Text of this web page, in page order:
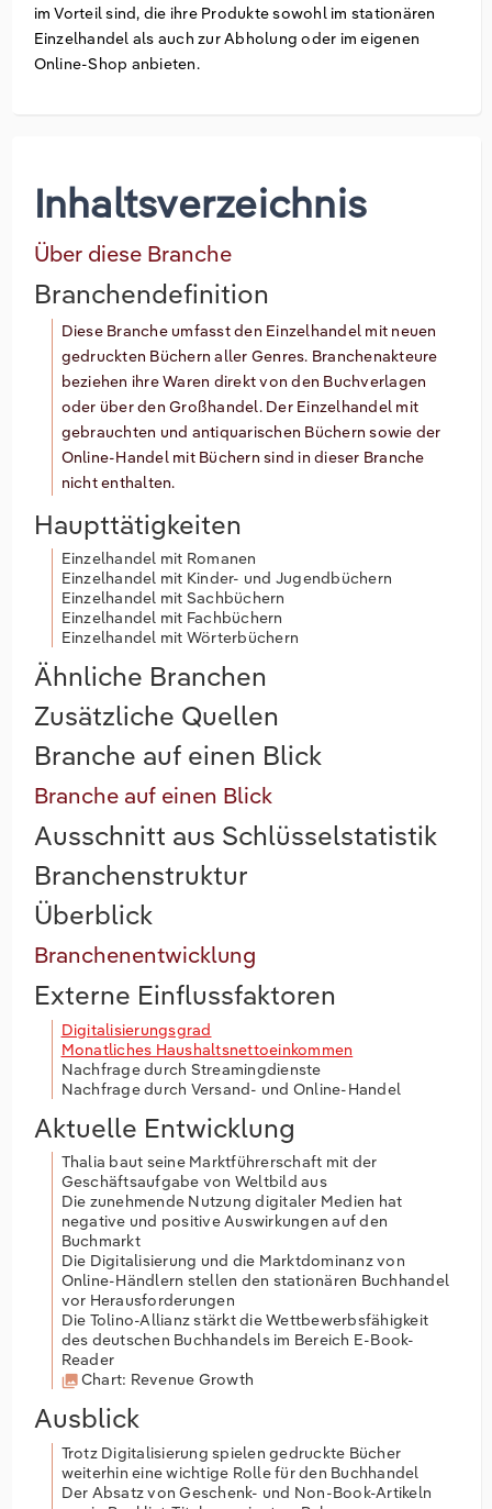
im Vorteil sind, die ihre Produkte sowohl im stationären
Einzelhandel als auch zur Abholung oder im eigenen
Online-Shop anbieten.
Inhaltsverzeichnis
Über diese Branche
Branchendefinition
Diese Branche umfasst den Einzelhandel mit neuen
gedruckten Büchern aller Genres. Branchenakteure
beziehen ihre Waren direkt von den Buchverlagen
oder über den Großhandel. Der Einzelhandel mit
gebrauchten und antiquarischen Büchern sowie der
Online-Handel mit Büchern sind in dieser Branche
nicht enthalten.
Haupttätigkeiten
Einzelhandel mit Romanen
Einzelhandel mit Kinder- und Jugendbüchern
Einzelhandel mit Sachbüchern
Einzelhandel mit Fachbüchern
Einzelhandel mit Wörterbüchern
Ähnliche Branchen
Zusätzliche Quellen
Branche auf einen Blick
Branche auf einen Blick
Ausschnitt aus Schlüsselstatistik
Branchenstruktur
Überblick
Branchenentwicklung
Externe Einflussfaktoren
Digitalisierungsgrad
Monatliches Haushaltsnettoeinkommen
Nachfrage durch Streamingdienste
Nachfrage durch Versand- und Online-Handel
Aktuelle Entwicklung
Thalia baut seine Marktführerschaft mit der
Geschäftsaufgabe von Weltbild aus
Die zunehmende Nutzung digitaler Medien hat
negative und positive Auswirkungen auf den
Buchmarkt
Die Digitalisierung und die Marktdominanz von
Online-Händlern stellen den stationären Buchhandel
vor Herausforderungen
Die Tolino-Allianz stärkt die Wettbewerbsfähigkeit
des deutschen Buchhandels im Bereich E-Book-
Reader
Chart: Revenue Growth
Ausblick
Trotz Digitalisierung spielen gedruckte Bücher
weiterhin eine wichtige Rolle für den Buchhandel
Der Absatz von Geschenk- und Non-Book-Artikeln